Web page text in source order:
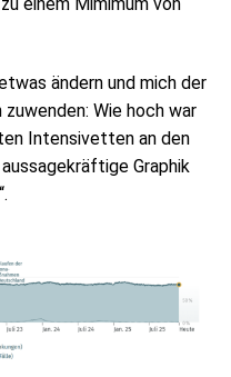
ändern und mich der
Wie hoch war
Intensivetten an den
Graphik
“.